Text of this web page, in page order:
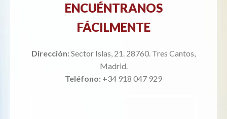
ENCUÉNTRANOS
FÁCILMENTE
Dirección:Sector Islas, 21. 28760. Tres Cantos,
Madrid.
Teléfono: +34 918 047 929